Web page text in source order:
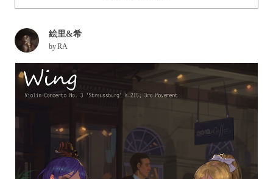
This time we are featuring illustrations of various ensembles.
絵里&希
byRA